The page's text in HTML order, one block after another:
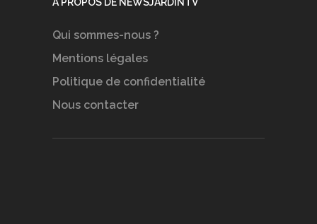
Qui sommes-nous ?
Mentions légales
Politique de confidentialité
Nous contacter